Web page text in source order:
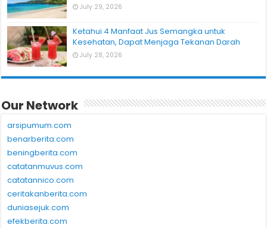
July 29, 2026
Ketahui 4 Manfaat Jus Semangka untuk
Kesehatan, Dapat Menjaga Tekanan Darah
July 28, 2026
Our Network
arsipumum.com
benarberita.com
beningberita.com
catatanmuvus.com
catatannico.com
ceritakanberita.com
duniasejuk.com
efekberita.com